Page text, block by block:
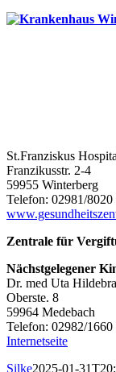
St.Franziskus
Franzikusstr. 2-4
59955 Winterberg
Telefon: 02981/8020
Zentrale für
Nächstgelegener
Dr. med Uta
Oberste. 8
59964 Medebach
Telefon: 02982/1660
Internetseite
Silke2025-01-